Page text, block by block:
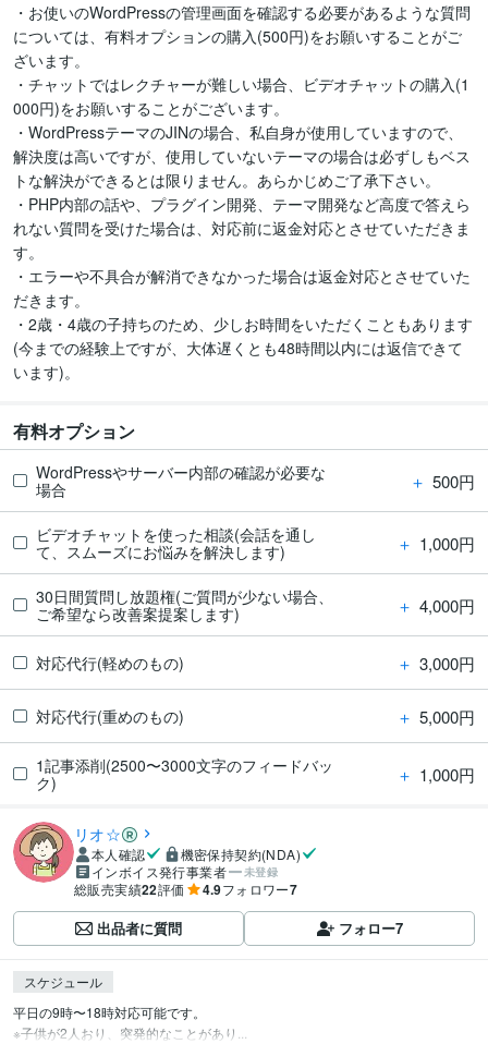
・お使いのWordPressの管理画面を確認する必要があるような質問
については、有料オプションの購入(500円)をお願いすることがご
ざいます。
・チャットではレクチャーが難しい場合、ビデオチャットの購入(1
000円)をお願いすることがございます。
・WordPressテーマのJINの場合、私自身が使用していますので、
解決度は高いですが、使用していないテーマの場合は必ずしもベス
トな解決ができるとは限りません。あらかじめご了承下さい。
・PHP内部の話や、プラグイン開発、テーマ開発など高度で答えら
れない質問を受けた場合は、対応前に返金対応とさせていただきま
す。
・エラーや不具合が解消できなかった場合は返金対応とさせていた
だきます。
・2歳・4歳の子持ちのため、少しお時間をいただくこともあります
(今までの経験上ですが、大体遅くとも48時間以内には返信できて
います)。
有料オプション
WordPressやサーバー内部の確認が必要な
場合
＋ 500円
ビデオチャットを使った相談(会話を通し
て、スムーズにお悩みを解決します)
＋ 1,000円
30日間質問し放題権(ご質問が少ない場合、
ご希望なら改善案提案します)
＋ 4,000円
対応代行(軽めのもの) ＋ 3,000円
対応代行(重めのもの) ＋ 5,000円
1記事添削(2500〜3000文字のフィードバッ
ク)
＋ 1,000円
リオ☆
本人確認
機密保持契約(NDA)
インボイス発行事業者
未登録
総販売実績22評価 4.9フォロワー7
出品者に質問 フォロー7
スケジュール
平日の9時〜18時対応可能です。
※子供が2人おり、突発的なことがあり...